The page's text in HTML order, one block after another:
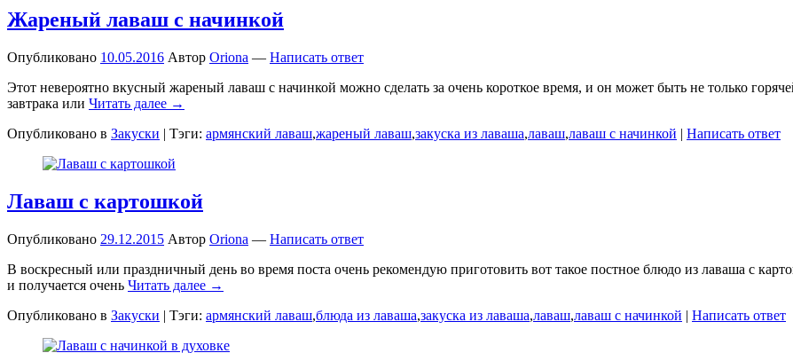
Жареный лаваш с начинкой
Опубликовано 10.05.2016 Автор Oriona — Написать ответ
Этот невероятно вкусный жареный лаваш с начинкой можно сделать за очень короткое время, и он может быть не только
завтрака или Читать далее →
Опубликовано в Закуски | Тэги: армянский лаваш,жареный лаваш,закуска из лаваша,лаваш,лаваш с начинкой | Написать ответ
Лаваш с картошкой
Опубликовано 29.12.2015 Автор Oriona — Написать ответ
В воскресный или праздничный день во время поста очень рекомендую приготовить вот такое постное блюдо из лаваша с
и получается очень Читать далее →
Опубликовано в Закуски | Тэги: армянский лаваш,блюда из лаваша,закуска из лаваша,лаваш,лаваш с начинкой | Написать ответ